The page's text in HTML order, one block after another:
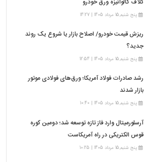
پنج شنبه,15 مرداد 1405 | 14:27
ریزش قیمت خودرو/ اصلاح بازار یا شروع یک روند
جدید؟
پنج شنبه,15 مرداد 1405 | 12:54
رشد صادرات فولاد آمریکا؛ ورق‌های فولادی موتور
بازار شدند
پنج شنبه,15 مرداد 1405 | 10:40
آرسلورمیتال وارد فاز تازه توسعه شد؛ دومین کوره
قوس الکتریکی در راه آمریکاست
پنج شنبه,15 مرداد 1405 | 10:25